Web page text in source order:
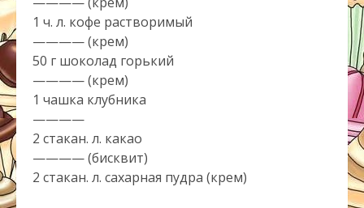
1 ч. л. кофе растворимый
———— (крем)
50 г шоколад горький
———— (крем)
1 чашка клубника
————
2 стакан. л. какао
———— (бисквит)
2 стакан. л. сахарная пудра (крем)